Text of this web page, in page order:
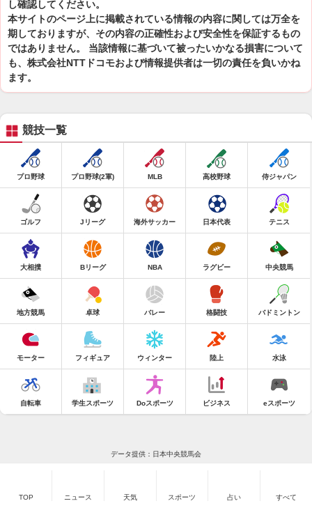
し確認してください。
本サイトのページ上に掲載されている情報の内容に関しては万全を
期しておりますが、その内容の正確性および安全性を保証するもの
ではありません。 当該情報に基づいて被ったいかなる損害について
も、株式会社NTTドコモおよび情報提供者は一切の責任を負いかね
ます。
競技一覧
プロ野球 プロ野球(2軍) MLB 高校野球 侍ジャパン
ゴルフ Jリーグ 海外サッカー 日本代表 テニス
大相撲 Bリーグ NBA ラグビー 中央競馬
地方競馬 卓球 バレー 格闘技 バドミントン
モーター フィギュア ウィンター 陸上 水泳
自転車 学生スポーツ Doスポーツ ビジネス eスポーツ
データ提供：日本中央競馬会
TOP ニュース 天気 スポーツ 占い すべて